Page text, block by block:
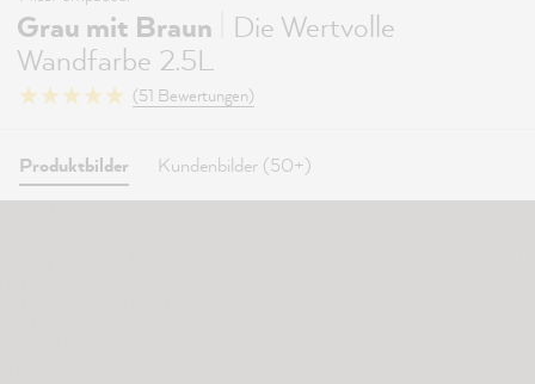
Grau mit Braun
Die Wertvolle
Wandfarbe 2.5L
(51 Bewertungen)
Produktbilder Kundenbilder (50+)